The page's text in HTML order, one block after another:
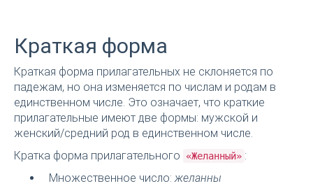
Краткая форма
Краткая форма прилагательных не склоняется по
падежам, но она изменяется по числам и родам в
единственном числе. Это означает, что краткие
прилагательные имеют две формы: мужской и
женский/средний род в единственном числе.
Кратка форма прилагательного
«Желанный» :
Множественное число:желанны